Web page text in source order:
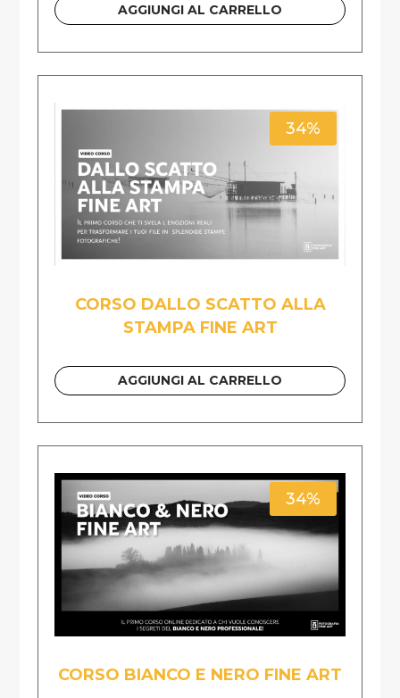
AGGIUNGI AL CARRELLO
34%
CORSO DALLO SCATTO ALLA
STAMPA FINE ART
AGGIUNGI AL CARRELLO
34%
CORSO BIANCO E NERO FINE ART